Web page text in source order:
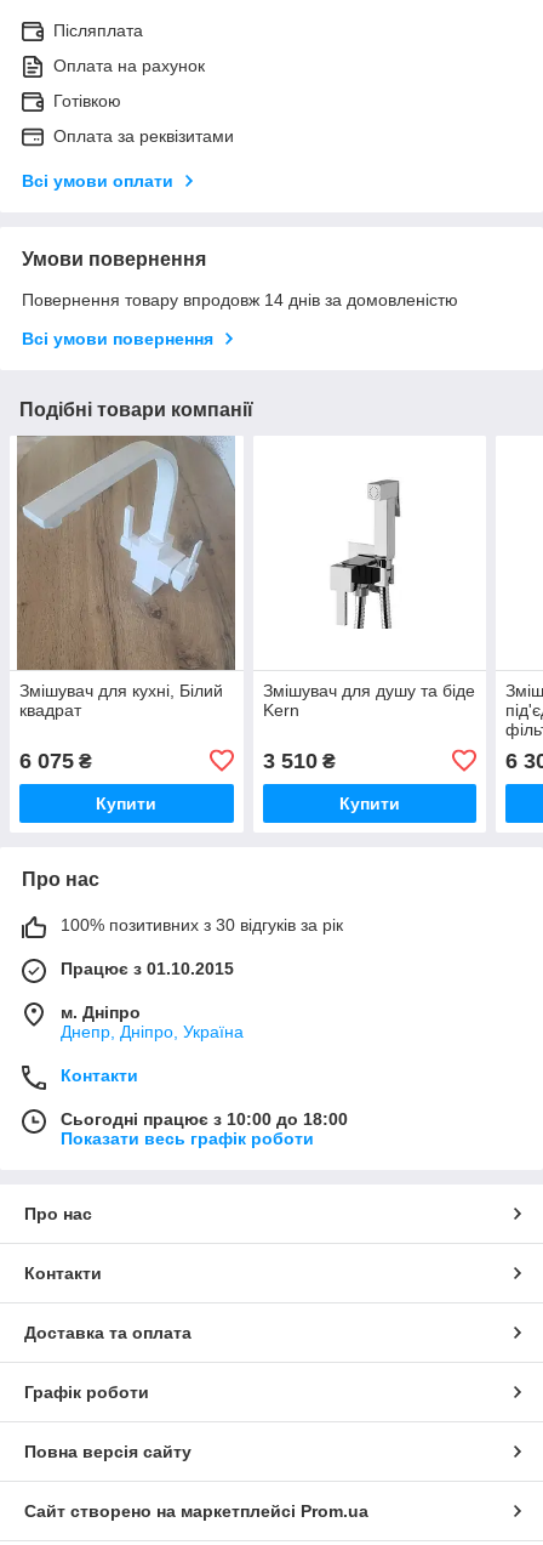
Післяплата
Оплата на рахунок
Готівкою
Оплата за реквізитами
Всі умови оплати
Умови повернення
Повернення товару впродовж 14 днів за домовленістю
Всі умови повернення
Подібні товари компанії
Змішувач для кухні, Білий
квадрат
6 075 ₴
Купити
Змішувач для душу та біде
Kern
3 510₴
Купити
6
Про нас
100% позитивних з 30 відгуків за рік
Працює з 01.10.2015
м. Дніпро
Днепр, Дніпро, Україна
Контакти
Сьогодні працює з 10:00 до 18:00
Показати весь графік роботи
Про нас
Контакти
Доставка та оплата
Графік роботи
Повна версія сайту
Сайт створено на маркетплейсі Prom.ua